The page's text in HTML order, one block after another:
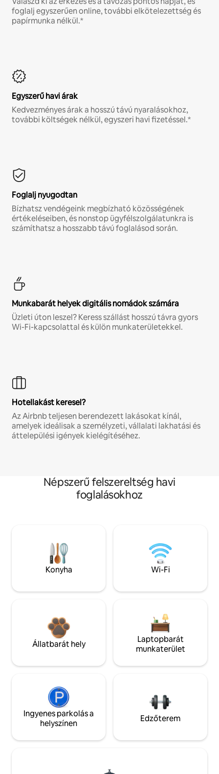
foglalj egyszerűen online, további elkötelezettség és
papírmunka nélkül.*
Egyszerű havi árak
Kedvezményes árak a hosszú távú nyaralásokhoz,
további költségek nélkül, egyszeri havi fizetéssel.*
Foglalj nyugodtan
Bízhatsz vendégeink megbízható közösségének
értékeléseiben, és nonstop ügyfélszolgálatunkra is
számíthatsz a hosszabb távú foglalásod során.
Munkabarát helyek digitális nomádok számára
Üzleti úton leszel? Keress szállást hosszú távra gyors
Wi-Fi-kapcsolattal és külön munkaterületekkel.
Hotellakást keresel?
Az Airbnb teljesen berendezett lakásokat kínál,
amelyek ideálisak a személyzeti, vállalati lakhatási és
áttelepülési igények kielégítéséhez.
Népszerű felszereltség havi
foglalásokhoz
Konyha Wi-Fi
Állatbarát hely
Laptopbarát
munkaterület
Ingyenes parkolás a
helyszínen
Edzőterem